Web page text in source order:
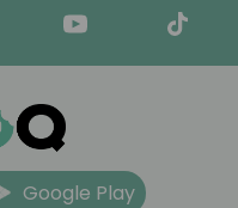
Google Play